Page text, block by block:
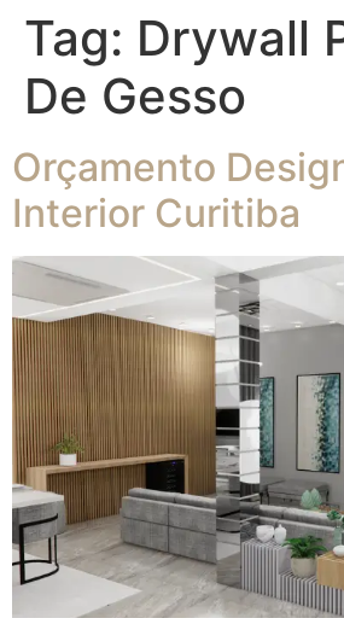
Tag: Drywall
De Gesso
Orçamento
Interior Curitiba